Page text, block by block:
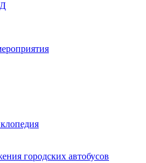
городских автобусов